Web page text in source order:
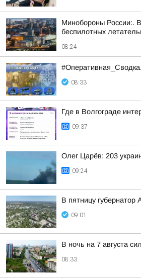
Минобороны России:.
беспилотных
08:24
08:33
Где в Волгограде
09:37
Олег Царёв: 203
09:24
В пятницу
09:01
В ночь на 7 августа
08:33